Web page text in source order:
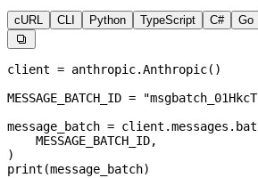
cURL CLI Python TypeScript C# Go

client = anthropic.Anthropic()
MESSAGE_BATCH_ID =
message_batch =
    MESSAGE_BATCH_ID
,
)
print (message_batch)